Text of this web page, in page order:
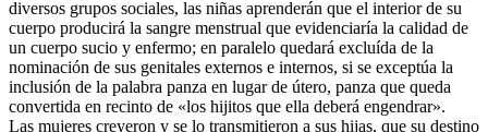
diversos grupos sociales, las niñas aprenderán que el interior de su
cuerpo producirá la sangre menstrual que evidenciaría la calidad de
un cuerpo sucio y enfermo; en paralelo quedará excluída de la
nominación de sus genitales externos e internos, si se exceptúa la
inclusión de la palabra panza en lugar de útero, panza que queda
convertida en recinto de «los hijitos que ella deberá engendrar».
Las mujeres creyeron y se lo transmitieron a sus hijas, que su destino